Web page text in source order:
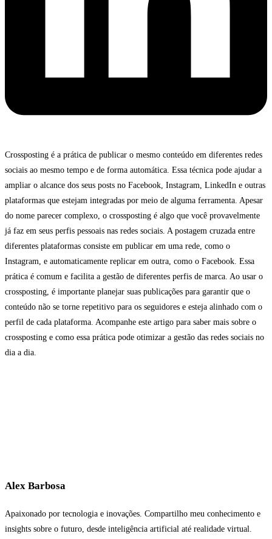
Crossposting é a prática de publicar o mesmo conteúdo em diferentes redes
sociais ao mesmo tempo e de forma automática. Essa técnica pode ajudar a
ampliar o alcance dos seus posts no Facebook, Instagram, LinkedIn e outras
plataformas que estejam integradas por meio de alguma ferramenta. Apesar
do nome parecer complexo, o crossposting é algo que você provavelmente
já faz em seus perfis pessoais nas redes sociais. A postagem cruzada entre
diferentes plataformas consiste em publicar em uma rede, como o
Instagram, e automaticamente replicar em outra, como o Facebook. Essa
prática é comum e facilita a gestão de diferentes perfis de marca. Ao usar o
crossposting, é importante planejar suas publicações para garantir que o
conteúdo não se torne repetitivo para os seguidores e esteja alinhado com o
perfil de cada plataforma. Acompanhe este artigo para saber mais sobre o
crossposting e como essa prática pode otimizar a gestão das redes sociais no
dia a dia.
Alex Barbosa
Apaixonado por tecnologia e inovações. Compartilho meu conhecimento e
insights sobre o futuro, desde inteligência artificial até realidade virtual.